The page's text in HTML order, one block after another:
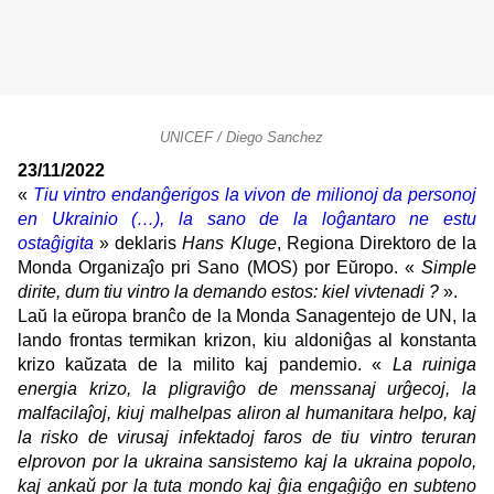
UNICEF / Diego Sanchez
23/11/2022
« Tiu vintro endanĝerigos la vivon de milionoj da personoj
en Ukrainio (…), la sano de la loĝantaro ne estu
ostaĝigita » deklarisHans Kluge, Regiona Direktoro de la
Monda Organizaĵo pri Sano (MOS) por Eŭropo. « Simple
dirite, dum tiu vintro la demando estos: kiel vivtenadi ? ».
Laŭ la eŭropa branĉo de la Monda Sanagentejo de UN, la
lando frontas termikan krizon, kiu aldoniĝas al konstanta
krizo kaŭzata de la milito kaj pandemio. « La ruiniga
energia krizo, la pligraviĝo de menssanaj urĝecoj, la
malfacilaĵoj, kiuj malhelpas aliron al humanitara helpo, kaj
la risko de virusaj infektadoj faros de tiu vintro teruran
elprovon por la ukraina sansistemo kaj la ukraina popolo,
kaj ankaŭ por la tuta mondo kaj ĝia engaĝiĝo en subteno